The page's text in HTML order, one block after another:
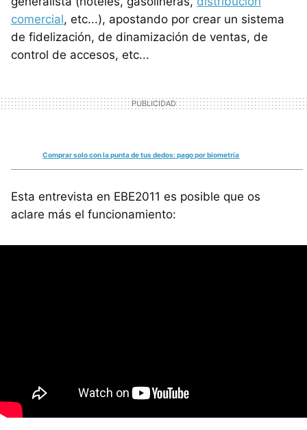
comercial, etc...), apostando por crear un sistema
de fidelización, de dinamización de ventas, de
control de accesos, etc...
Comprar solo con la punta de tus dedos: pago por biometría
Esta entrevista en EBE2011 es posible que os
aclare más el funcionamiento: